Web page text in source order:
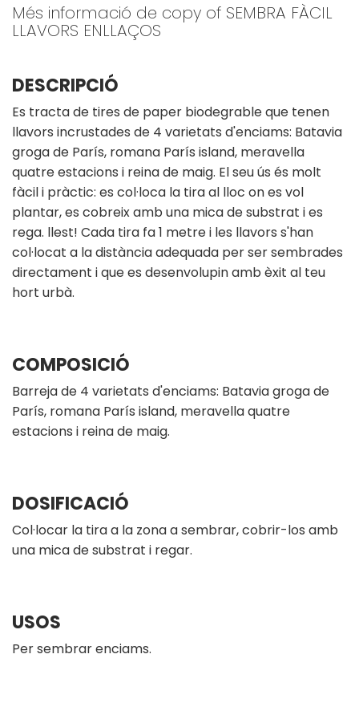
Més informació de copy of SEMBRA FÀCIL
LLAVORS ENLLAÇOS
DESCRIPCIÓ
Es tracta de tires de paper biodegrable que tenen
llavors incrustades de 4 varietats d'enciams: Batavia
groga de París, romana París island, meravella
quatre estacions i reina de maig. El seu ús és molt
fàcil i pràctic: es col·loca la tira al lloc on es vol
plantar, es cobreix amb una mica de substrat i es
rega. llest! Cada tira fa 1 metre i les llavors s'han
col·locat a la distància adequada per ser sembrades
directament i que es desenvolupin amb èxit al teu
hort urbà.
COMPOSICIÓ
Barreja de 4 varietats d'enciams: Batavia groga de
París, romana París island, meravella quatre
estacions i reina de maig.
DOSIFICACIÓ
Col·locar la tira a la zona a sembrar, cobrir-los amb
una mica de substrat i regar.
USOS
Per sembrar enciams.